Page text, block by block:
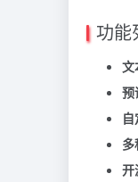
功能
文
预
开